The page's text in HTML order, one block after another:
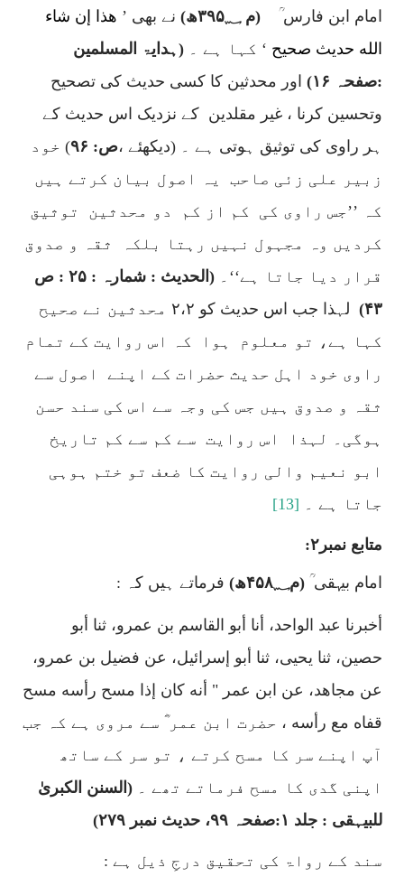
امام ابن فارس ؒ
(م ۳۹۵؁ھ) نے بھی ’ هذا إن شاء
الله حديث صحيح ‘ کہا ہے ۔ (ہدایۃ المسلمین
:صفحہ ۱۶)
اور محدثین کا کسی حدیث کی تصحیح
وتحسین کرنا ، غیر مقلدین کے نزدیک اس حدیث کے
ہر راوی کی توثیق ہوتی ہے ۔ (دیکھئے ،ص: ۹۶
) خود
زبیر علی زئی صاحب
یہ اصول بیان کرتے ہیں
کہ ’’جس راوی کی
کم از کم دو محدثین
توثیق
کردیں وہ مجہول نہیں رہتا بلکہ
ثقہ و صدوق
قرار دیا جاتا ہے‘‘۔
(الحدیث : شمارہ : ۲۵ : ص
۴۳)
لہذا جب اس حدیث کو ۲،۲ محدثین نے صحیح
کہا ہے، تو معلوم
ہوا
کہ اس روایت کے تمام
راوی خود اہل حدیث حضرات کے اپنے
اصول سے
ثقہ و صدوق ہیں جس کی وجہ سے اس کی سند حسن
ہوگی۔ لہذا
اس روایت سے کم سے کم تاریخ
ابو نعیم والی روایت کا ضعف تو ختم ہوہی
جاتا ہے ۔ [13]
متابع نمبر۲:
امام بیہقی ؒ (م۴۵۸؁ھ) فرماتے ہیں کہ :
أخبرنا عبد الواحد، أنا أبو القاسم بن عمرو، ثنا أبو
حصين، ثنا يحيى، ثنا أبو إسرائيل، عن فضيل بن عمرو،
عن مجاهد، عن ابن عمر " أنه كان إذا مسح رأسه مسح
قفاه مع رأسه ، حضرت ابن عمر ؓ سے مروی ہے کہ جب
آپ اپنے سر کا مسح کرتے ، تو سر کے ساتھ
اپنی گدی کا مسح فرماتے تھے ۔ (السنن الکبریٰ
للبیہقی : جلد ۱:صفحہ ۹۹، حدیث نمبر ۲۷۹)
سند کے رواۃ کی تحقیق درجِ ذیل ہے :